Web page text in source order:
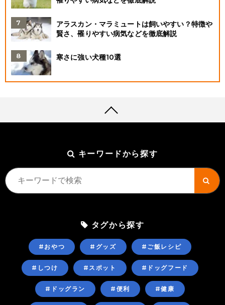
アラスカン・マラミュートは飼いやすい？特徴や
賢さ、罹りやすい病気などを徹底解説
寒さに強い犬種10選
キーワードから探す
タグから探す
#おやつ #グッズ #ご飯レシピ
#しつけ #スポット #ドッグフード
#ドッグラン #便利 #健康